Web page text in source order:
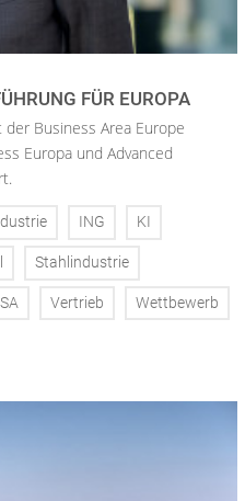
FÜR EUROPA
Business Area Europe
Europa und Advanced
ING KI
Stahlindustrie
Vertrieb Wettbewerb